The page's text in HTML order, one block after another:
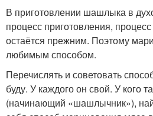
В приготовлении шашлыка в
процесс приготовления,
остаётся прежним. Поэтому
любимым способом.
Перечислять и советовать
буду. У каждого он свой. У кого
(начинающий «шашлычник»),